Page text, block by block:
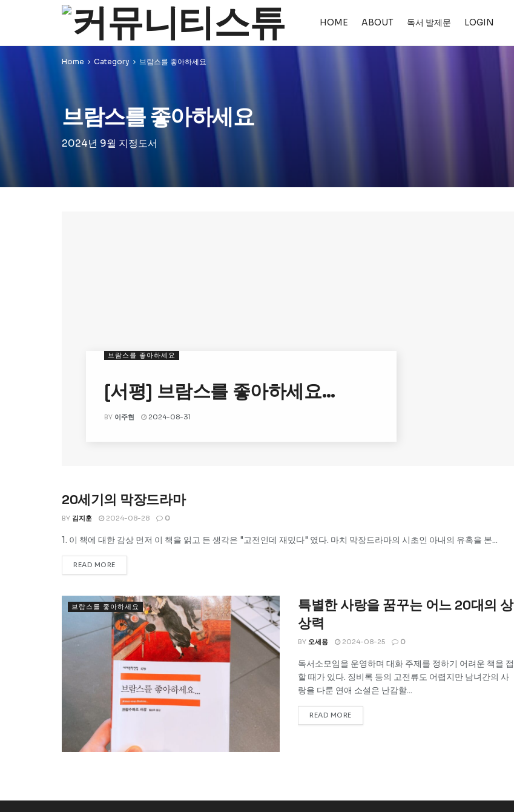
HOME ABOUT 독서 발제문 LOGIN
Home Category 브람스를 좋아하세요
브람스를 좋아하세요
2024년 9월 지정도서
브람스를 좋아하세요
[서평] 브람스를 좋아하세요…
BY 이주현 2024-08-31
UNCATEGORIZED
20세기의 막장드라마
BY 김지훈 2024-08-28 0
1. 이 책에 대한 감상 먼저 이 책을 읽고 든 생각은 "고전인데 재밌다" 였다. 마치 막장드라마의 시초인 아내의 유혹을 본...
READ MORE
브람스를 좋아하세요
특별한 사랑을 꿈꾸는 어느 20대의 상
상력
BY 오세용 2024-08-25 0
독서소모임을 운영하며 대화 주제를 정하기 어려운 책을 접
할 때가 있다. 징비록 등의 고전류도 어렵지만 남녀간의 사
랑을 다룬 연애 소설은 난감할...
READ MORE